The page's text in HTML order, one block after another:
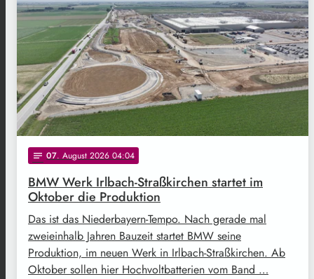
notes 07. August 2026 04:04
BMW Werk Irlbach-Straßkirchen startet im
Oktober die Produktion
Das ist das Niederbayern-Tempo. Nach gerade mal
zweieinhalb Jahren Bauzeit startet BMW seine
Produktion, im neuen Werk in Irlbach-Straßkirchen. Ab
Oktober sollen hier Hochvoltbatterien vom Band …